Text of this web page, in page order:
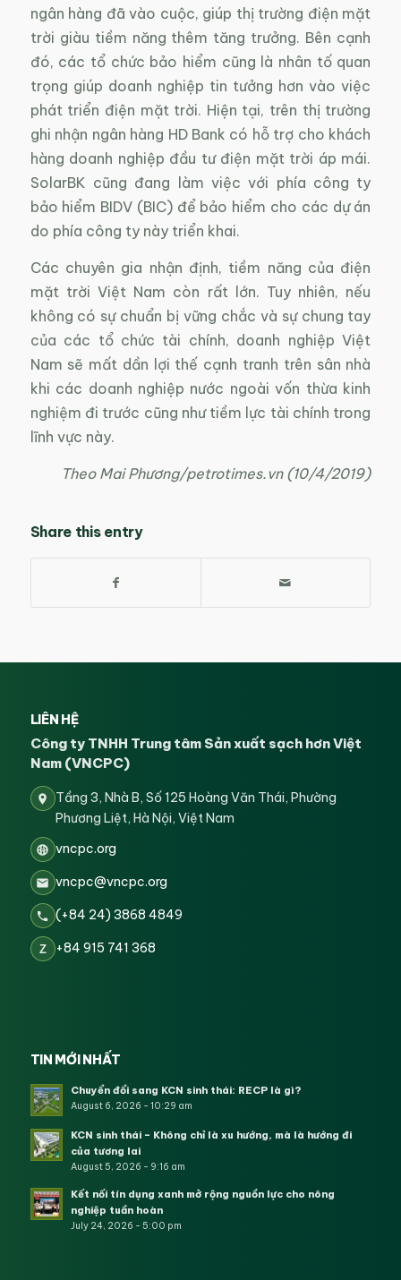
ngân hàng đã vào cuộc, giúp thị trường điện mặt
trời giàu tiềm năng thêm tăng trưởng. Bên cạnh
đó, các tổ chức bảo hiểm cũng là nhân tố quan
trọng giúp doanh nghiệp tin tưởng hơn vào việc
phát triển điện mặt trời. Hiện tại, trên thị trường
ghi nhận ngân hàng HD Bank có hỗ trợ cho khách
hàng doanh nghiệp đầu tư điện mặt trời áp mái.
SolarBK cũng đang làm việc với phía công ty
bảo hiểm BIDV (BIC) để bảo hiểm cho các dự án
do phía công ty này triển khai.
Các chuyên gia nhận định, tiềm năng của điện
mặt trời Việt Nam còn rất lớn. Tuy nhiên, nếu
không có sự chuẩn bị vững chắc và sự chung tay
của các tổ chức tài chính, doanh nghiệp Việt
Nam sẽ mất dần lợi thế cạnh tranh trên sân nhà
khi các doanh nghiệp nước ngoài vốn thừa kinh
nghiệm đi trước cũng như tiềm lực tài chính trong
lĩnh vực này.
Theo Mai Phương/petrotimes.vn (10/4/2019)
Share this entry
LIÊN HỆ
Công ty TNHH Trung tâm Sản xuất sạch hơn Việt
Nam (VNCPC)
Tầng 3, Nhà B, Số 125 Hoàng Văn Thái, Phường
Phương Liệt, Hà Nội, Việt Nam
vncpc.org
vncpc@vncpc.org
(+84 24) 3868 4849
Z +84 915 741 368
TIN MỚI NHẤT
Chuyển đổi sang KCN sinh thái: RECP là gì?
August 6, 2026 - 10:29 am
KCN sinh thái – Không chỉ là xu hướng, mà là hướng đi
của tương lai
August 5, 2026 - 9:16 am
Kết nối tín dụng xanh mở rộng nguồn lực cho nông
nghiệp tuần hoàn
July 24, 2026 - 5:00 pm